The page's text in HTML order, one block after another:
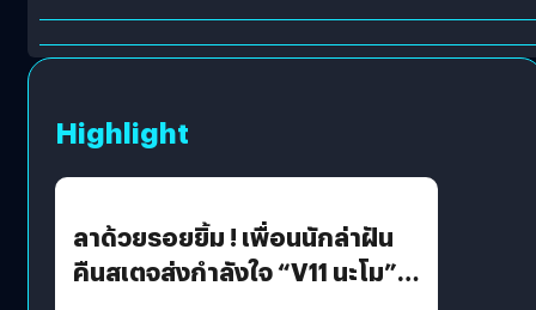
Highlight
ลาด้วยรอยยิ้ม ! เพื่อนนักล่าฝัน
คืนสเตจส่งกำลังใจ “V11 นะโม”